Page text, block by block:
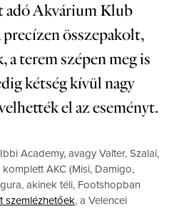
adó Akvárium Klub
összepakolt,
terem szépen meg is
kétség kívül nagy
el az eseményt.
Academy, avagy Valter, Szalai,
AKC (Misi, Damigo,
akinek téli, Footshopban
szemlézhetőek, a Velencei